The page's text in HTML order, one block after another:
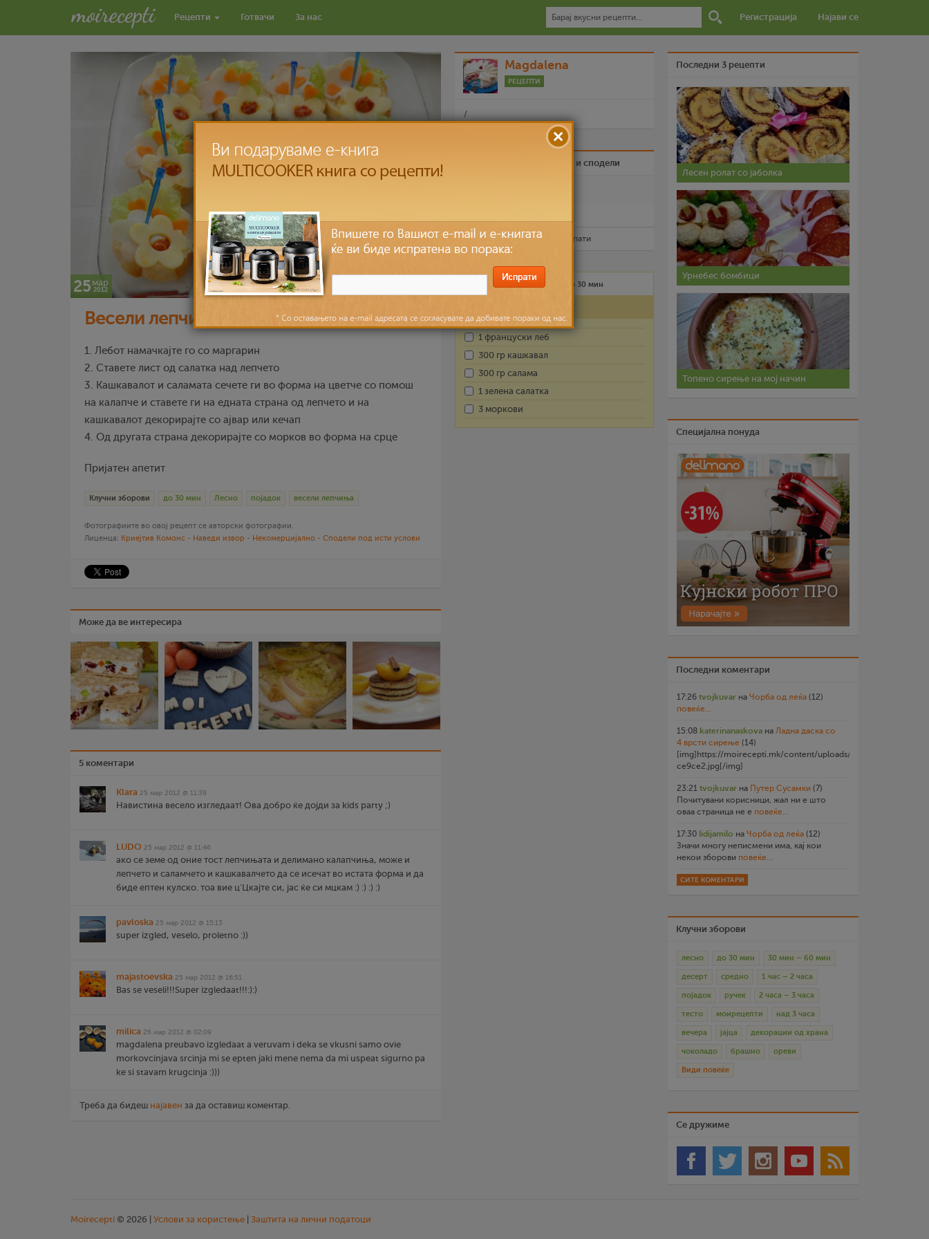
Рецепти Готвачи За нас Регистрација Најави се
25 мар
2012
Весели лепчиња
1. Лебот намачкајте го со маргарин
2. Ставете лист од салатка над лепчето
3. Кашкавалот и саламата сечете ги во форма на цветче со помош
на калапче и ставете ги на едната страна од лепчето и на
кашкавалот декорирајте со ајвар или кечап
4. Од другата страна декорирајте со морков во форма на срце
Пријатен апетит
Клучни зборови до 30 мин Лесно појадок весели лепчиња
Фотографиите во овој рецепт се авторски фотографии.
Лиценца: Криејтив Комонс - Наведи извор - Некомерцијално - Сподели под исти услови
Може да ве интересира
5 коментари
Klara 25 мар 2012 @ 11:39
Навистина весело изгледаат! Ова добро ќе дојди за kids party ;)
LUDO 25 мар 2012 @ 11:46
ако се земе од оние тост лепчињата и делимано калапчиња, може и
лепчето и саламчето и кашкавалчето да се исечат во истата форма и да
биде ептен кулско. тоа вие ц'Цкајте си, јас ќе си мцкам :) :) :) :)
pavloska 25 мар 2012 @ 15:13
super izgled, veselo, proletno :))
majastoevska 25 мар 2012 @ 16:51
Bas se veseli!!!Super izgledaat!!!:):)
milica 26 мар 2012 @ 02:09
magdalena preubavo izgledaat a veruvam i deka se vkusni samo ovie
morkovcinjava srcinja mi se epten jaki mene nema da mi uspeat sigurno pa
ke si stavam krugcinja :)))
Треба да бидеш најавен за да оставиш коментар.
Magdalena
РЕЦЕПТИ
/
Биди вистински пријател и сподели
Рецептот е прочитан пати
Лесно 4 лица до 30 мин
1 француски леб
300 гр кашкавал
300 гр салама
1 зелена салатка
3 моркови
Последни 3 рецепти
Лесен ролат со јаболка
Урнебес бомбици
Топено сирење на мој начин
Специјална понуда
Последни коментари
17:26 tvojkuvar на Чорба од леќа (12)
повеќе...
15:08 katerinanaskova на Ладна даска со
4 врсти сирење (14)
[img]https://moirecepti.mk/content/uploads/2026/07/
ce9ce2.jpg[/img]
23:21 tvojkuvar на Путер Сусамки (7)
Почитувани корисници, жал ни е што
оваа страница не е повеќе...
17:30 lidijamilo на Чорба од леќа (12)
Значи многу неписмени има, кај кои
некои зборови повеќе...
СИТЕ КОМЕНТАРИ
Клучни зборови
лесно до 30 мин 30 мин – 60 мин
десерт средно 1 час – 2 часа
појадок ручек 2 часа – 3 часа
тесто моирецепти над 3 часа
вечера јајца декорации од храна
чоколадо брашно ореви
Види повеќе
Се дружиме
Moirecepti © 2026 | Услови за користење Заштита на лични податоци